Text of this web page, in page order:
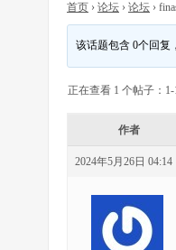
首页 › 论坛 › 论坛 ›
该话题包含 0个回复
正在查看 1 个帖子：
作者
2024年5月26日 04:14